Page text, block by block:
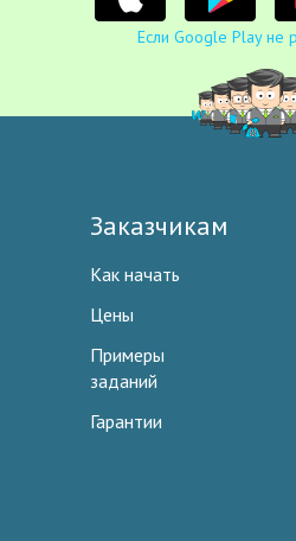
Если Google Play не
Заказчикам
Как начать
Цены
Примеры
заданий
Гарантии